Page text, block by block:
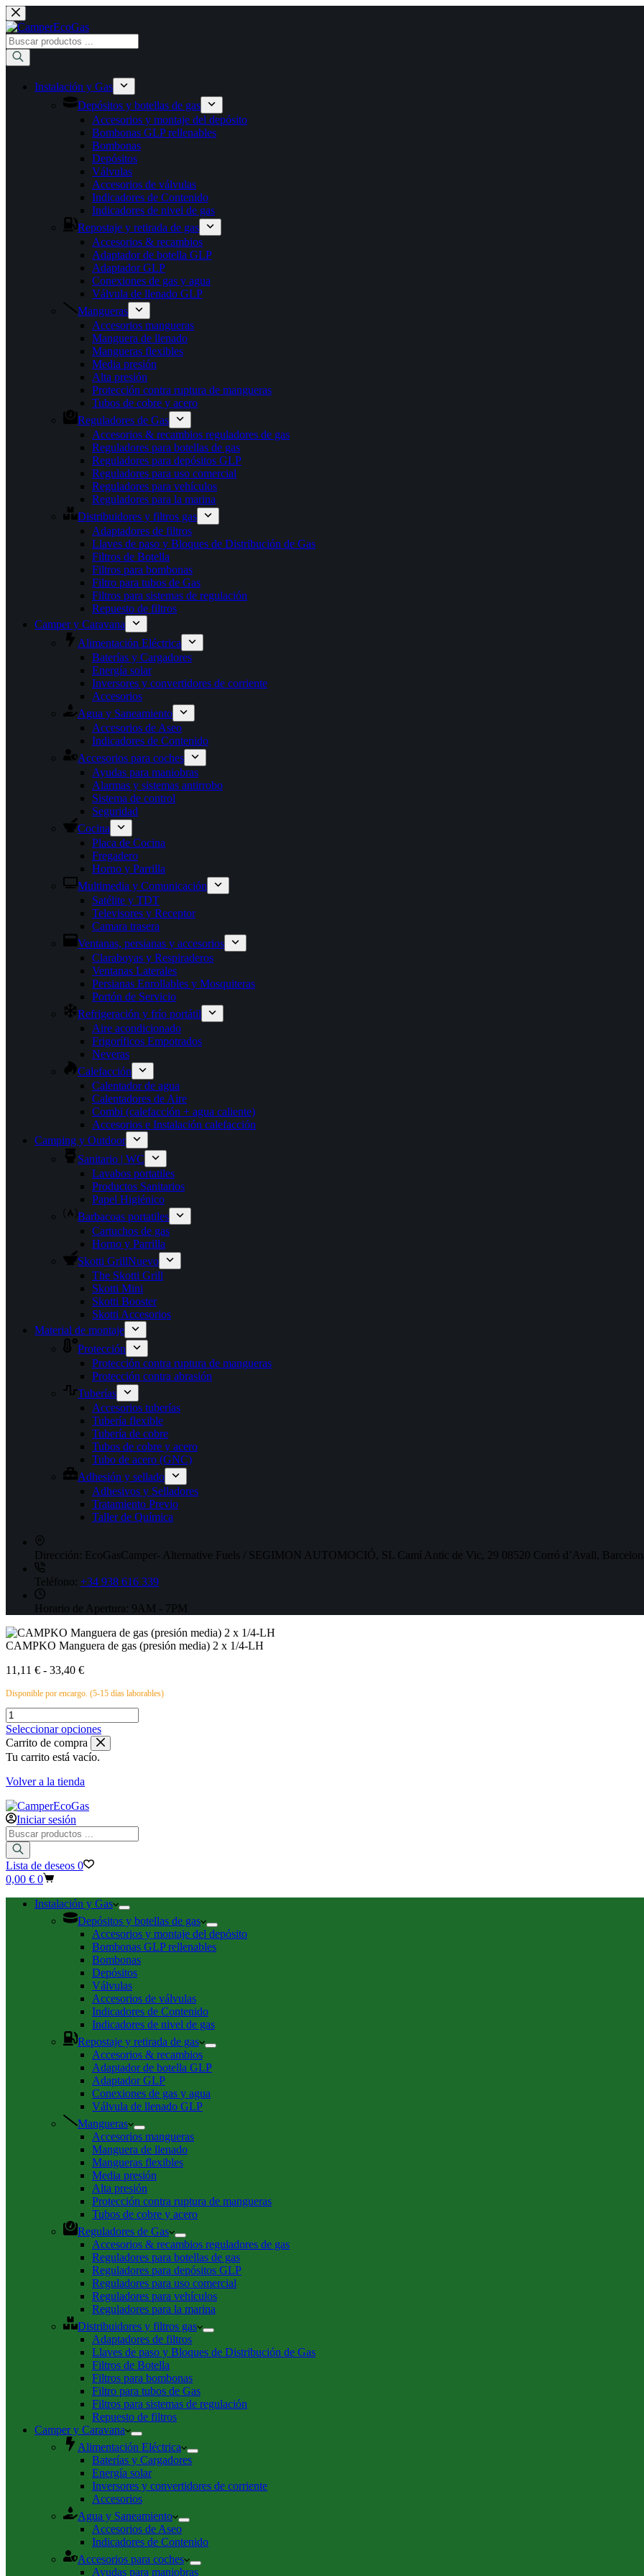
Saltar
al
contenido
Búsqueda
de
productos
Instalación y Gas
Depósitos y botellas de gas
Accesorios y montaje del depósito
Bombonas GLP rellenables
Bombonas
Depósitos
Válvulas
Accesorios de válvulas
Indicadores de Contenido
Indicadores de nivel de gas
Repostaje y retirada de gas
Accesorios & recambios
Adaptador de botella GLP
Adaptador GLP
Conexiones de gas y agua
Válvula de llenado GLP
Mangueras
Accesorios mangueras
Manguera de llenado
Mangueras flexibles
Media presión
Alta presión
Protección contra ruptura de mangueras
Tubos de cobre y acero
Reguladores de Gas
Accesorios & recambios reguladores de gas
Reguladores para botellas de gas
Reguladores para depósitos GLP
Reguladores para uso comercial
Reguladores para vehículos
Reguladores para la marina
Distribuidores y filtros gas
Adaptadores de filtros
Llaves de paso y Bloques de Distribución de Gas
Filtros de Botella
Filtros para bombonas
Filtro para tubos de Gas
Filtros para sistemas de regulación
Repuesto de filtros
Camper y Caravana
Alimentación Eléctrica
Baterías y Cargadores
Energía solar
Inversores y convertidores de corriente
Accesorios
Agua y Saneamiento
Accesorios de Aseo
Indicadores de Contenido
Accesorios para coches
Ayudas para maniobras
Alarmas y sistemas antirrobo
Sistema de control
Seguridad
Cocina
Placa de Cocina
Fregadero
Horno y Parrilla
Multimedia y Comunicación
Satélite y TDT
Televisores y Receptor
Camara trasera
Ventanas, persianas y accesorios
Claraboyas y Respiraderos
Ventanas Laterales
Persianas Enrollables y Mosquiteras
Portón de Servicio
Refrigeración y frío portátil
Aire acondicionado
Frigoríficos Empotrados
Neveras
Calefacción
Calentador de agua
Calentadores de Aire
Combi (calefacción + agua caliente)
Accesorios e Instalación calefacción
Camping y Outdoor
Sanitario | WC
Lavabos portatiles
Productos Sanitarios
Papel Higiénico
Barbacoas portatiles
Cartuchos de gas
Horno y Parrilla
Skotti GrillNuevo
The Skotti Grill
Skotti Mini
Skotti Booster
Skotti Accesorios
Material de montaje
Protección
Protección contra ruptura de mangueras
Protección contra abrasión
Tuberías
Accesorios tuberías
Tubería flexible
Tubería de cobre
Tubos de cobre y acero
Tubo de acero (GNC)
Adhesión y sellado
Adhesivos y Selladores
Tratamiento Previo
Taller de Química
Dirección: EcoGasCamper- Alternative Fuels / SEGIMON AUTOMOCIÓ, SL Camí Antic de Vic, 29 08520 Corró d’Avall,
Teléfono: +34 938 616 339
Horario de Apertura: 9AM - 7PM
CAMPKO Manguera de gas (presión media) 2 x 1/4-LH
11,11 € - 33,40 €Rango
precios:
desde
11,11 €
hasta
33,40 €
Disponible por encargo. (5-15 días laborables)
CAMPKO
Manguera
de
gas
(presión
media)
2
x
1/4-
LH
cantidad
Seleccionar opcionesEste
producto
tiene
elegir
de
producto
Carrito de compra
Tu carrito está vacío.
Volver a la tienda
Iniciar sesión
Búsqueda
de
productos
Lista de deseos 0
Carro
compra
0,00 € 0
Instalación y Gas
Depósitos y botellas de gas
Accesorios y montaje del depósito
Bombonas GLP rellenables
Bombonas
Depósitos
Válvulas
Accesorios de válvulas
Indicadores de Contenido
Indicadores de nivel de gas
Repostaje y retirada de gas
Accesorios & recambios
Adaptador de botella GLP
Adaptador GLP
Conexiones de gas y agua
Válvula de llenado GLP
Mangueras
Accesorios mangueras
Manguera de llenado
Mangueras flexibles
Media presión
Alta presión
Protección contra ruptura de mangueras
Tubos de cobre y acero
Reguladores de Gas
Accesorios & recambios reguladores de gas
Reguladores para botellas de gas
Reguladores para depósitos GLP
Reguladores para uso comercial
Reguladores para vehículos
Reguladores para la marina
Distribuidores y filtros gas
Adaptadores de filtros
Llaves de paso y Bloques de Distribución de Gas
Filtros de Botella
Filtros para bombonas
Filtro para tubos de Gas
Filtros para sistemas de regulación
Repuesto de filtros
Camper y Caravana
Alimentación Eléctrica
Baterías y Cargadores
Energía solar
Inversores y convertidores de corriente
Accesorios
Agua y Saneamiento
Accesorios de Aseo
Indicadores de Contenido
Accesorios para coches
Ayudas para maniobras